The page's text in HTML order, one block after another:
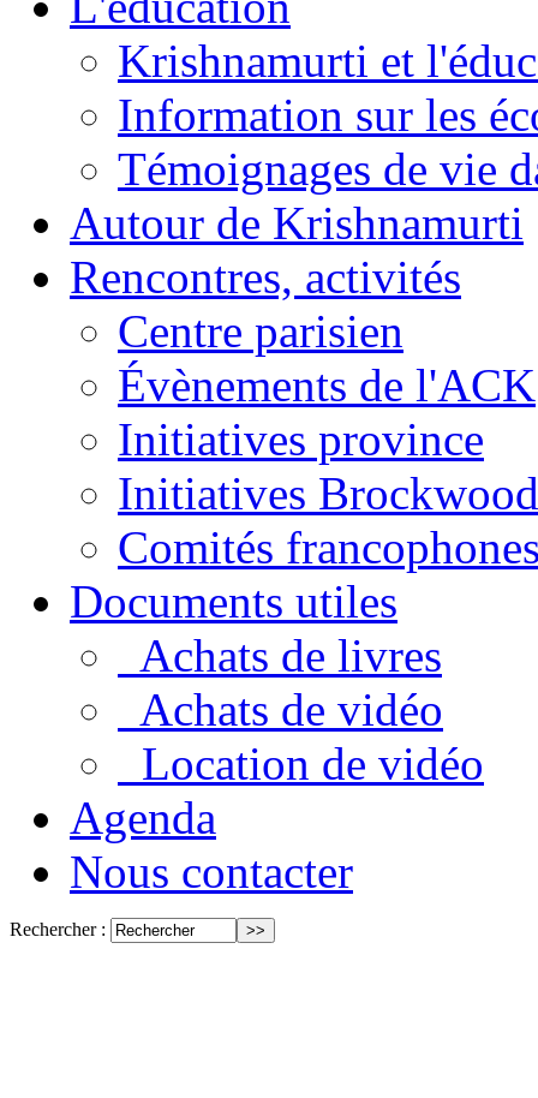
Krishnamurti et
Information sur les
Témoignages de vie
Autour de Krishnamurti
Rencontres, activités
Centre parisien
Évènements de l'ACK
Initiatives province
Initiatives Brockwood
Comités
Documents utiles
Achats de livres
Achats de vidéo
Location de vidéo
Agenda
Nous contacter
Rechercher :